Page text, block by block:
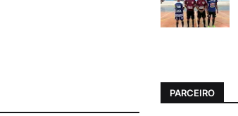
PARCEIRO